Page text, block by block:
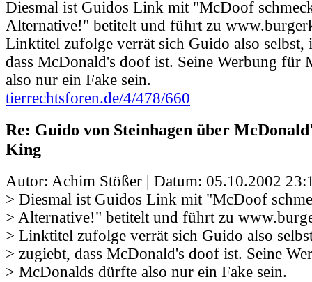
Diesmal ist Guidos Link mit "McDoof
Alternative!" betitelt und führt zu
Linktitel zufolge verrät sich Guido also selbst,
dass McDonald's doof ist. Seine Werbung für
also nur ein Fake sein.
tierrechtsforen.de/4/478/660
Re: Guido von Steinhagen über
King
Autor: Achim Stößer | Datum: 05.10.2002
> Diesmal ist Guidos Link mit "McDoof
> Alternative!" betitelt und führt zu
> Linktitel zufolge verrät sich Guido also
> zugiebt, dass McDonald's doof ist. Seine
> McDonalds dürfte also nur ein Fake sein.